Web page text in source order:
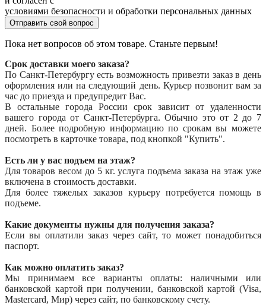
условиями безопасности и обработки персональных данных
Отправить свой вопрос
Пока нет вопросов об этом товаре. Станьте первым!
Срок доставки моего заказа?
По Санкт-Петербургу есть возможность привезти заказ в день
оформления или на следующий день. Курьер позвонит вам за
час до приезда и предупредит Вас.
В остальные города России срок зависит от удаленности
вашего города от Санкт-Петербурга. Обычно это от 2 до 7
дней. Более подробную информацию по срокам вы можете
посмотреть в карточке товара, под кнопкой "Купить".
Есть ли у вас подъем на этаж?
Для товаров весом до 5 кг. услуга подъема заказа на этаж уже
включена в стоимость доставки.
Для более тяжелых заказов курьеру потребуется помощь в
подъеме.
Какие документы нужны для получения заказа?
Если вы оплатили заказ через сайт, то может понадобиться
паспорт.
Как можно оплатить заказ?
Мы принимаем все варианты оплаты: наличными или
банковской картой при получении, банковской картой (Visa,
Mastercard, Мир) через сайт, по банковскому счету.